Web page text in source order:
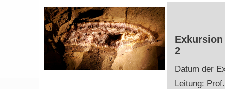
Exkursion
2
Datum der
Leitung: